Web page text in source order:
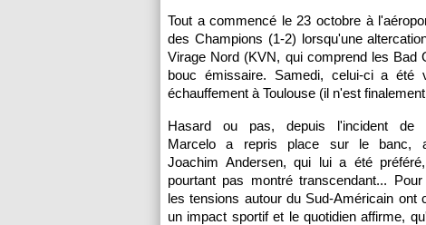
Tout a commencé le 23 octobre à
des Champions (1-2) lorsqu'une
Virage Nord (KVN, qui comprend les Bad
bouc émissaire. Samedi, celui-ci a
échauffement à Toulouse (il n'est
Hasard ou pas, depuis l'incident de
Marcelo a repris place sur le banc,
Joachim Andersen, qui lui a été
pourtant pas montré transcendant... Pour
les tensions autour du Sud-Américain ont
un impact sportif et le quotidien affirme,